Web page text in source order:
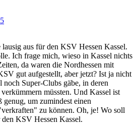
aus für den KSV Hessen Kassel.
Ich frage mich, wieso in Kassel nichts
da waren die Nordhessen mit
gut aufgestellt, aber jetzt? Ist ja nicht
noch Super-Clubs gäbe, in deren
müssten. Und Kassel ist
genug, um zumindest einen
zu können. Oh, je! Wo soll
KSV Hessen Kassel.